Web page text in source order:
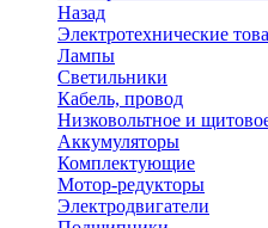
Назад
Электротехнические
Лампы
Светильники
Кабель, провод
Низковольтное и
Аккумуляторы
Комплектующие
Мотор-редукторы
Электродвигатели